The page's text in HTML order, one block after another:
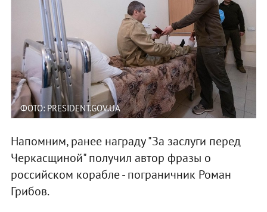
ФОТО: PRESIDENT.GOV.UA
Напомним, ранее награду "За заслуги перед
Черкасщиной" получил автор фразы о
российском корабле - пограничник Роман
Грибов.